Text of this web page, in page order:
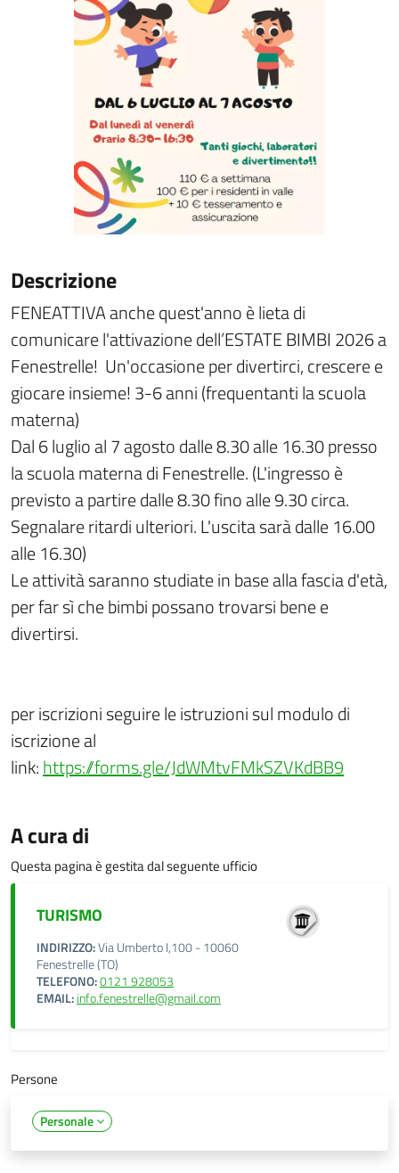
Descrizione
FENEATTIVA anche quest'anno è lieta di
comunicare l'attivazione dell’ESTATE BIMBI 2026 a
Fenestrelle! Un'occasione per divertirci, crescere e
giocare insieme! 3-6 anni (frequentanti la scuola
materna)
Dal 6 luglio al 7 agosto dalle 8.30 alle 16.30 presso
la scuola materna di Fenestrelle. (L'ingresso è
previsto a partire dalle 8.30 fino alle 9.30 circa.
Segnalare ritardi ulteriori. L'uscita sarà dalle 16.00
alle 16.30)
Le attività saranno studiate in base alla fascia d'età,
per far sì che bimbi possano trovarsi bene e
divertirsi.
per iscrizioni seguire le istruzioni sul modulo di
iscrizione al
link:https://forms.gle/JdWMtvFMkSZVKdBB9
A cura di
Questa pagina è gestita dal seguente ufficio
TURISMO
INDIRIZZO:Via Umberto I,100 - 10060
Fenestrelle (TO)
TELEFONO:0121 928053
EMAIL:info.fenestrelle@gmail.com
Persone
Personale